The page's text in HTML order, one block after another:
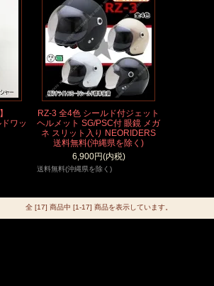
ワッ
RZ-3 全4色 シールド付ジェット
ヘルメット SG/PSC付 眼鏡 メガ
ネ スリット入り NEORIDERS
送料無料(沖縄県を除く)
6,900円(内税)
送料無料(沖縄県を除く)
全 [17] 商品中 [1-17] 商品を表示しています。